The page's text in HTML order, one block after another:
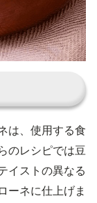
は、使用する食
のレシピでは豆
イストの異なる
ーネに仕上げま